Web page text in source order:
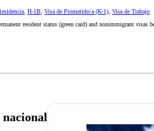
H-1B Visa de Prometido/a (K-1) Visa de Trabajo
resident status (green card) and nonimmigrant visas